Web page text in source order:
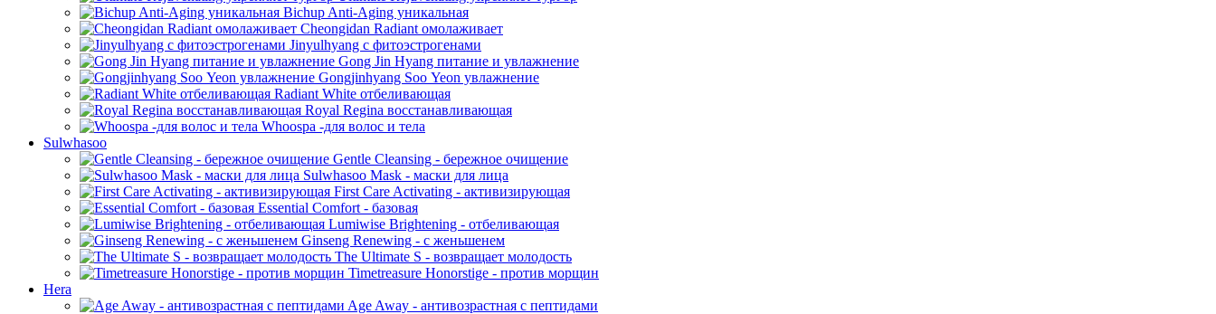
Bichup Anti-Aging уникальная
Cheongidan Radiant омолаживает
Jinyulhyang с фитоэстрогенами
Gong Jin Hyang питание и увлажнение
Gongjinhyang Soo Yeon увлажнение
Radiant White отбеливающая
Royal Regina восстанавливающая
Whoospa -для волос и тела
Sulwhasoo
Gentle Cleansing - бережное очищение
Sulwhasoo Mask - маски для лица
First Care Activating - активизирующая
Essential Comfort - базовая
Lumiwise Brightening - отбеливающая
Ginseng Renewing - с женьшенем
The Ultimate S - возвращает молодость
Timetreasure Honorstige - против морщин
Hera
Age Away - антивозрастная с пептидами